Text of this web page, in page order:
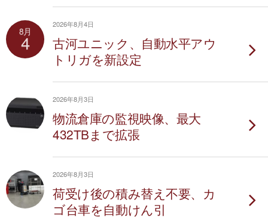
8月
4
2026年8月4日
古河ユニック、自動水平アウ
トリガを新設定
2026年8月3日
物流倉庫の監視映像、最大
432TBまで拡張
2026年8月3日
荷受け後の積み替え不要、カ
ゴ台車を自動けん引